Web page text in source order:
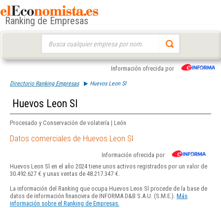
Ranking de Empresas
Información ofrecida por
Directorio Ranking Empresas Huevos Leon Sl
Huevos Leon Sl
Procesado y Conservación de volatería | León
Datos comerciales de Huevos Leon Sl
Información ofrecida por
Huevos Leon Sl en el año 2024 tiene unos activos registrados por un valor de
30.492.627 € y unas ventas de 48.217.347 €.
La información del Ranking que ocupa Huevos Leon Sl procede de la base de
datos de información financiera de INFORMA D&B S.A.U. (S.M.E.). Más
información sobre el Ranking de Empresas.